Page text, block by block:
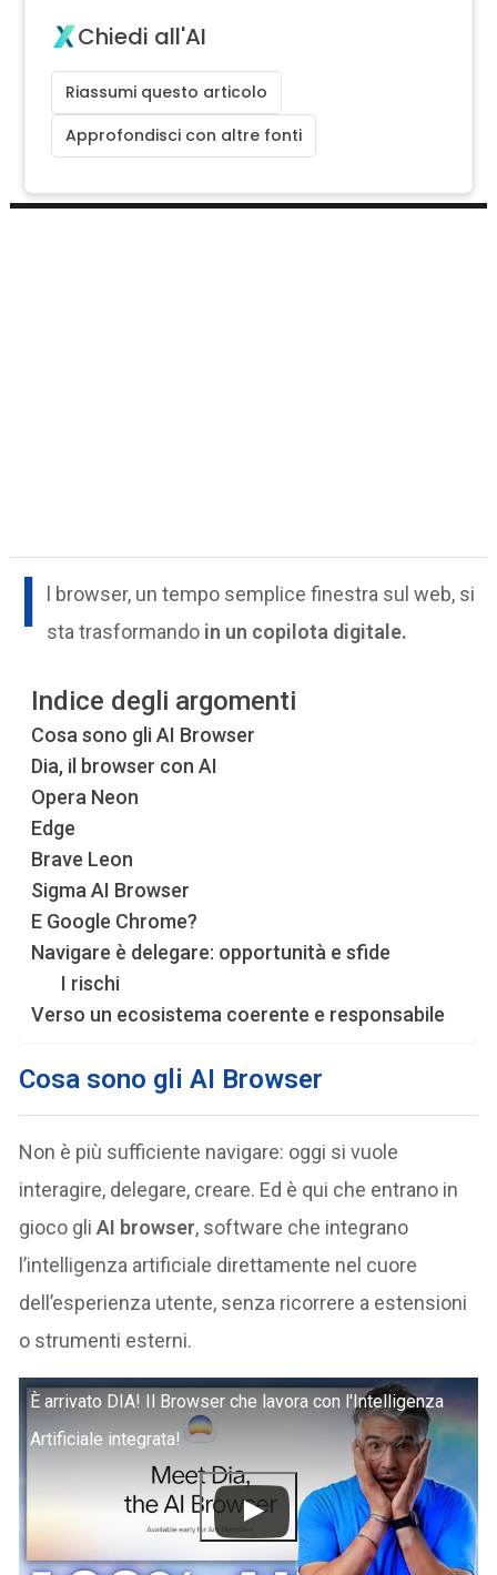
Chiedi all'AI
Riassumi questo articolo
Approfondisci con altre fonti
I
l browser, un tempo semplice finestra sul web, si
sta trasformando in un copilota digitale.
Indice degli argomenti
Cosa sono gli AI Browser
Dia, il browser con AI
Opera Neon
Edge
Brave Leon
Sigma AI Browser
E Google Chrome?
Navigare è delegare: opportunità e sfide
I rischi
Verso un ecosistema coerente e responsabile
Cosa sono gli AI Browser
Non è più sufficiente navigare: oggi si vuole
interagire, delegare, creare. Ed è qui che entrano in
gioco gliAI browser, software che integrano
l’intelligenza artificiale direttamente nel cuore
dell’esperienza utente, senza ricorrere a estensioni
o strumenti esterni.
È arrivato DIA! Il Browser che lavora con l'Intelligenza
Artificiale integrata!